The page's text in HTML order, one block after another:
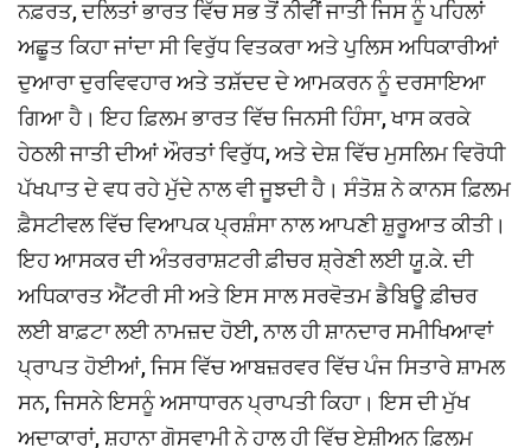
ਨਫ਼ਰਤ, ਦਲਿਤਾਂ ਭਾਰਤ ਵਿੱਚ ਸਭ ਤੋਂ ਨੀਵੀਂ ਜਾਤੀ ਜਿਸ ਨੂੰ ਪਹਿਲਾਂ
ਅਛੂਤ ਕਿਹਾ ਜਾਂਦਾ ਸੀ ਵਿਰੁੱਧ ਵਿਤਕਰਾ ਅਤੇ ਪੁਲਿਸ ਅਧਿਕਾਰੀਆਂ
ਦੁਆਰਾ ਦੁਰਵਿਵਹਾਰ ਅਤੇ ਤਸ਼ੱਦਦ ਦੇ ਆਮਕਰਨ ਨੂੰ ਦਰਸਾਇਆ
ਗਿਆ ਹੈ। ਇਹ ਫ਼ਿਲਮ ਭਾਰਤ ਵਿੱਚ ਜਿਨਸੀ ਹਿੰਸਾ, ਖਾਸ ਕਰਕੇ
ਹੇਠਲੀ ਜਾਤੀ ਦੀਆਂ ਔਰਤਾਂ ਵਿਰੁੱਧ, ਅਤੇ ਦੇਸ਼ ਵਿੱਚ ਮੁਸਲਿਮ ਵਿਰੋਧੀ
ਪੱਖਪਾਤ ਦੇ ਵਧ ਰਹੇ ਮੁੱਦੇ ਨਾਲ ਵੀ ਜੂਝਦੀ ਹੈ। ਸੰਤੋਸ਼ ਨੇ ਕਾਨਸ ਫ਼ਿਲਮ
ਫ਼ੈਸਟੀਵਲ ਵਿੱਚ ਵਿਆਪਕ ਪ੍ਰਸ਼ੰਸਾ ਨਾਲ ਆਪਣੀ ਸ਼ੁਰੂਆਤ ਕੀਤੀ।
ਇਹ ਆਸਕਰ ਦੀ ਅੰਤਰਰਾਸ਼ਟਰੀ ਫ਼ੀਚਰ ਸ਼੍ਰੇਣੀ ਲਈ ਯੂ.ਕੇ. ਦੀ
ਅਧਿਕਾਰਤ ਐਂਟਰੀ ਸੀ ਅਤੇ ਇਸ ਸਾਲ ਸਰਵੋਤਮ ਡੈਬਿਊ ਫ਼ੀਚਰ
ਲਈ ਬਾਫ਼ਟਾ ਲਈ ਨਾਮਜ਼ਦ ਹੋਈ, ਨਾਲ ਹੀ ਸ਼ਾਨਦਾਰ ਸਮੀਖਿਆਵਾਂ
ਪ੍ਰਾਪਤ ਹੋਈਆਂ, ਜਿਸ ਵਿੱਚ ਆਬਜ਼ਰਵਰ ਵਿੱਚ ਪੰਜ ਸਿਤਾਰੇ ਸ਼ਾਮਲ
ਸਨ, ਜਿਸਨੇ ਇਸਨੂੰ ਅਸਾਧਾਰਨ ਪ੍ਰਾਪਤੀ ਕਿਹਾ। ਇਸ ਦੀ ਮੁੱਖ
ਅਦਾਕਾਰਾਂ, ਸ਼ਹਾਨਾ ਗੋਸਵਾਮੀ ਨੇ ਹਾਲ ਹੀ ਵਿੱਚ ਏਸ਼ੀਅਨ ਫ਼ਿਲਮ